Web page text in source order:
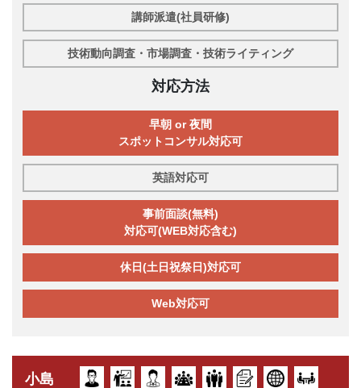
講師派遣(社員研修)
技術動向調査・市場調査・技術ライティング
対応方法
早朝 or 夜間
スポットコンサル対応可
英語対応可
事前面談(無料)
対応可(WEB対応含む)
休日(土日祝祭日)対応可
Web対応可
小島